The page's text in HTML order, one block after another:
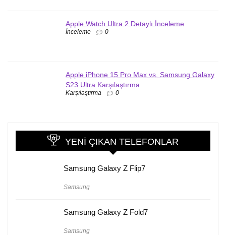
Apple Watch Ultra 2 Detaylı İnceleme
İnceleme 0
Apple iPhone 15 Pro Max vs. Samsung Galaxy
S23 Ultra Karşılaştırma
Karşılaştırma 0
YENI ÇIKAN TELEFONLAR
Samsung Galaxy Z Flip7
Samsung
Samsung Galaxy Z Fold7
Samsung